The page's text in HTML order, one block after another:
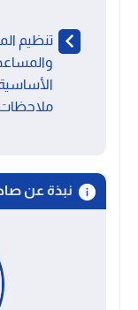
تنظيم
ملاحظات
نبذة عن